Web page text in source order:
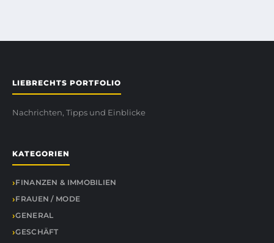
LIEBRECHTS PORTFOLIO
Nachrichten, Tipps und Einblicke
KATEGORIEN
FINANZEN & IMMOBILIEN
FRAUEN / MODE
GENERAL
GESCHÄFT